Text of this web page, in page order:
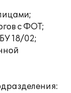
с ФОТ;
18/02;